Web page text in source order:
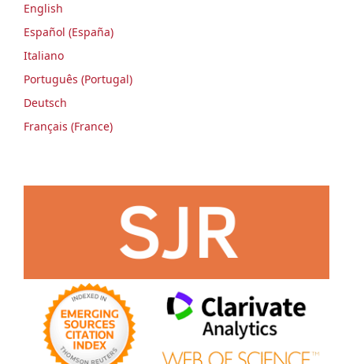
English
Español (España)
Italiano
Português (Portugal)
Deutsch
Français (France)